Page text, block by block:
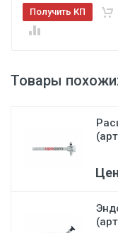
Товары
Получить КП